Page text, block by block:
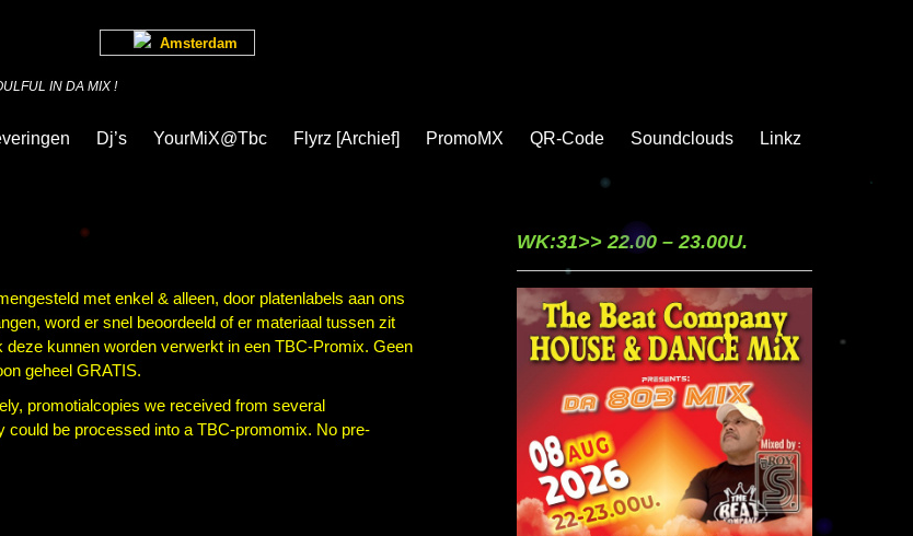
IN DA MIX !
Amsterdam
Dj’s YourMiX@Tbc Flyrz [archief] PromoMX QR-Code Soundclouds Linkz
met enkel & alleen, door platenlabels aan ons
word er snel beoordeeld of er materiaal tussen zit
kunnen worden verwerkt in een TBC-Promix. Geen
geheel GRATIS.
promotialcopies we received from several
be processed into a TBC-promomix. No pre-
WK:31>> 22.00 – 23.00U.